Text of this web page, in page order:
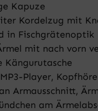
Kapuze
Kordelzug mit
in Fischgrätenoptik
mit nach vorn
Kängurutasche
Player,
Armausschnitt,
am